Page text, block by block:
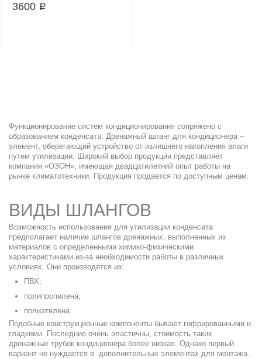
3600 ₽
Функционирование систем кондиционирования сопряжено с
образованием конденсата. Дренажный шланг для кондиционера –
элемент, оберегающий устройство от излишнего накопления влаги
путем утилизации. Широкий выбор продукции представляет
компания «ОЗОН», имеющая двадцатилетний опыт работы на
рынке климатотехники. Продукция продается по доступным ценам.
ВИДЫ ШЛАНГОВ
Возможность использования для утилизации конденсата
предполагает наличие шлангов дренажных, выполненных из
материалов с определенными химико-физическими
характеристиками из-за необходимости работы в различных
условиях. Они производятся из:
ПВХ;
полипропилена;
полиэтилена.
Подобные конструкционные компоненты бывают гофрированными и
гладкими. Последние очень эластичны, стоимость таких
дренажных трубок кондиционера более низкая. Однако первый
вариант не нуждается в дополнительных элементах для монтажа.